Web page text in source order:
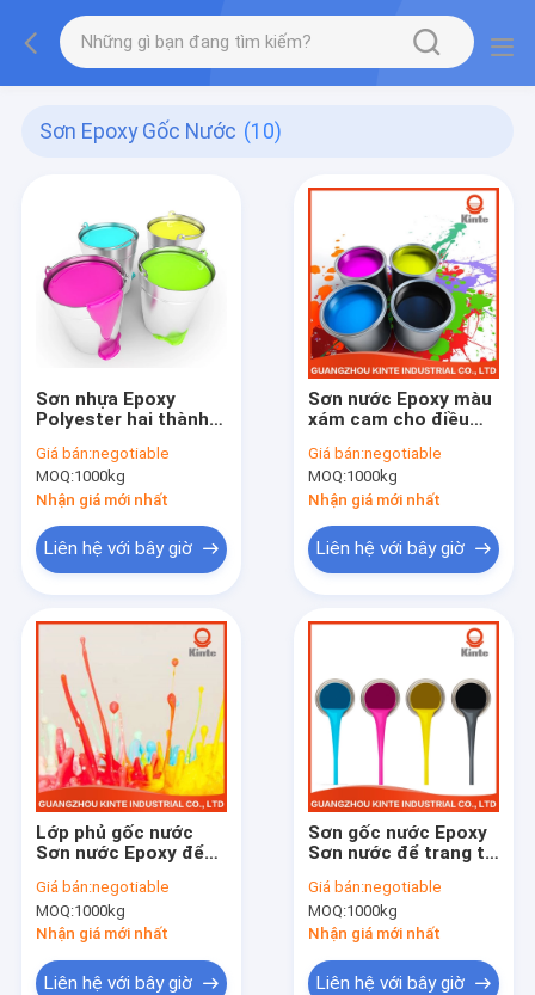
Sơn Epoxy Gốc Nước (10)
Sơn nhựa Epoxy
Polyester hai thành
cột lái ô tô Chống ăn
mòn
Giá bán:negotiable
MOQ:1000kg
Nhận giá mới nhất
Liên hệ với bây giờ
Sơn nước Epoxy màu
xám cam cho điều
ăn mòn
Giá bán:negotiable
MOQ:1000kg
Nhận giá mới nhất
Liên hệ với bây giờ
Lớp phủ gốc nước
Sơn nước Epoxy để
đặc biệt và chống ăn
mòn
Giá bán:negotiable
MOQ:1000kg
Nhận giá mới nhất
Liên hệ với bây giờ
Sơn gốc nước Epoxy
Sơn nước để trang trí
chống ăn mòn
Giá bán:negotiable
MOQ:1000kg
Nhận giá mới nhất
Liên hệ với bây giờ